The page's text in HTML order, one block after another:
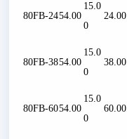
80FB-2454.00
15.0
0
24.00
80FB-3854.00
15.0
0
38.00
80FB-6054.00
15.0
0
60.00